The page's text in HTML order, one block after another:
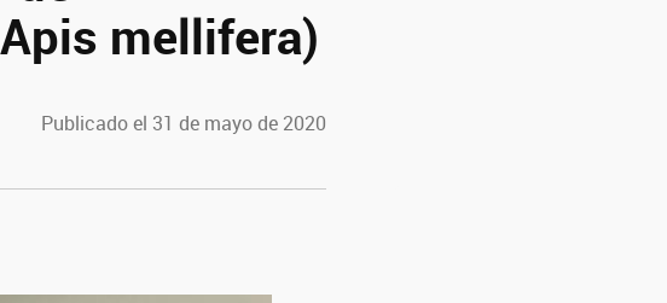
mellifera)
Publicado el 31 de mayo de 2020